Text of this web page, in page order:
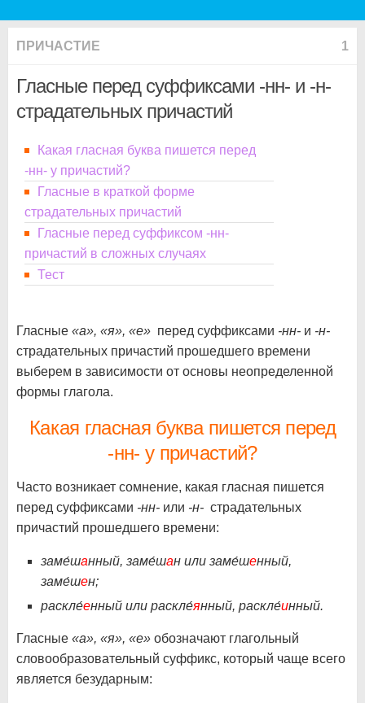
ПРИЧАСТИЕ 1
Гласные перед суффиксами -нн- и -н-
страдательных причастий
Какая гласная буква пишется перед
-нн- у причастий?
Гласные в краткой форме
страдательных причастий
Гласные перед суффиксом -нн-
причастий в сложных случаях
Тест
Гласные «а», «я», «е» перед суффиксами -нн- и -н-
страдательных причастий прошедшего времени
выберем в зависимости от основы неопределенной
формы глагола.
Какая гласная буква пишется перед
-нн- у причастий?
Часто возникает сомнение, какая гласная пишется
перед суффиксами -нн- или -н- страдательных
причастий прошедшего времени:
заме́шанный, заме́шан или заме́шенный,
заме́шен;
раскле́енный или раскле́янный, раскле́инный.
Гласные «а», «я», «е» обозначают глагольный
словообразовательный суффикс, который чаще всего
является безударным: